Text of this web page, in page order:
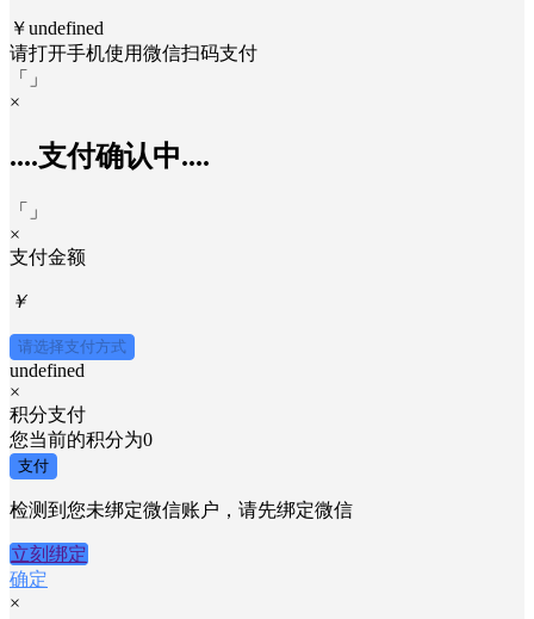
￥undefined
请打开手机使用微信扫码支付
「
」
×
....支付确认中....
「
」
×
支付金额
￥
请选择支付方式
undefined
×
积分支付
您当前的积分为0
支付
检测到您未绑定微信账户，请先绑定微信
立刻绑定
确定
×